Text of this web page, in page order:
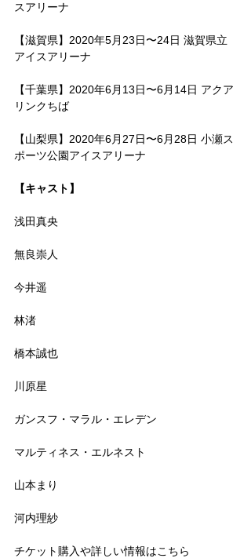
スアリーナ
【滋賀県】2020年5月23日〜24日 滋賀県立
アイスアリーナ
【千葉県】2020年6月13日〜6月14日 アクア
リンクちば
【山梨県】2020年6月27日〜6月28日 小瀬ス
ポーツ公園アイスアリーナ
【キャスト】
浅田真央
無良崇人
今井遥
林渚
橋本誠也
川原星
ガンスフ・マラル・エレデン
マルティネス・エルネスト
山本まり
河内理紗
チケット購入や詳しい情報はこちら